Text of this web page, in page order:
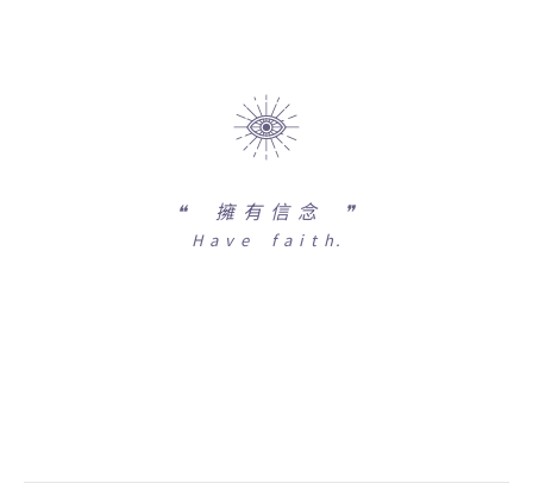
❝ 擁 有 信 念 ❞
H a v e f a i t h.